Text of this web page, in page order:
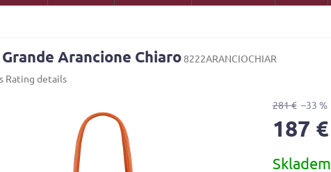
Arancione Chiaro8222ARANCIOCHIAR
Rating details
281 € –33 %
187 €
price:
Skladem